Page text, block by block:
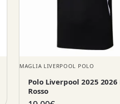
MAGLIA LIVERPOOL POLO
Polo Liverpool 2025 2026
Rosso